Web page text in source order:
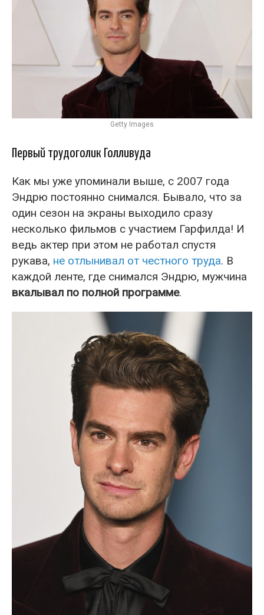
Getty Images
Первый трудоголик Голливуда
Как мы уже упоминали выше, с 2007 года
Эндрю постоянно снимался. Бывало, что за
один сезон на экраны выходило сразу
несколько фильмов с участием Гарфилда! И
ведь актер при этом не работал спустя
рукава, не отлынивал от честного труда. В
каждой ленте, где снимался Эндрю, мужчина
вкалывал по полной программе.